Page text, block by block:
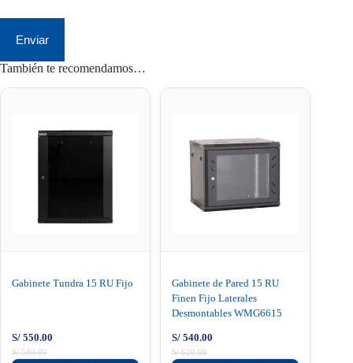
Enviar
También te recomendamos…
Gabinete Tundra 15 RU Fijo
S/580.00
S/ 550.00
Gabinete de Pared 15 RU
Finen Fijo Laterales
Desmontables WMG6615
S/620.00
S/ 540.00